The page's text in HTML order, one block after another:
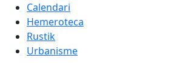
Calendari
Hemeroteca
Rustik
Urbanisme